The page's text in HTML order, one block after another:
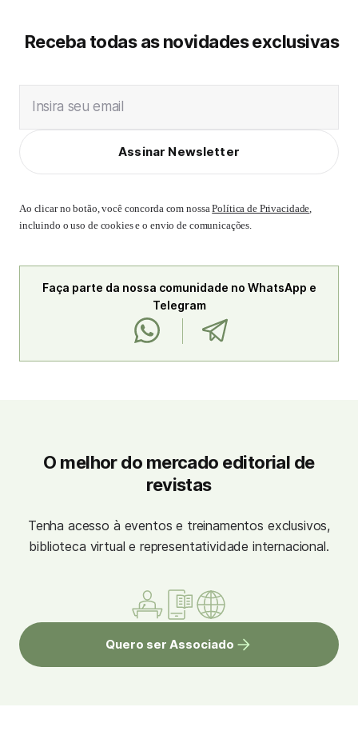
Receba todas as novidades exclusivas
Insira seu email
Assinar Newsletter
Ao clicar no botão, você concorda com nossaPolítica de Privacidade,
incluindo o uso de cookies e o envio de comunicações.
Faça parte da nossa comunidade no WhatsApp e
Telegram
O melhor do mercado editorial de
revistas
Tenha acesso à eventos e treinamentos exclusivos,
biblioteca virtual e representatividade internacional.
Quero ser Associado